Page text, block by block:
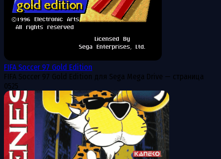
FIFA Soccer 97 Gold Edition
FIFA Soccer 97 Gold Edition для Sega Mega Drive — страница
0525